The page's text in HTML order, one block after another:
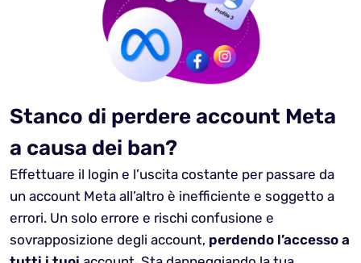
Stanco di perdere account Meta
a causa dei ban?
Effettuare il login e l’uscita costante per passare da
un account Meta all’altro è inefficiente e soggetto a
errori. Un solo errore e rischi confusione e
sovrapposizione degli account, perdendo l’accesso a